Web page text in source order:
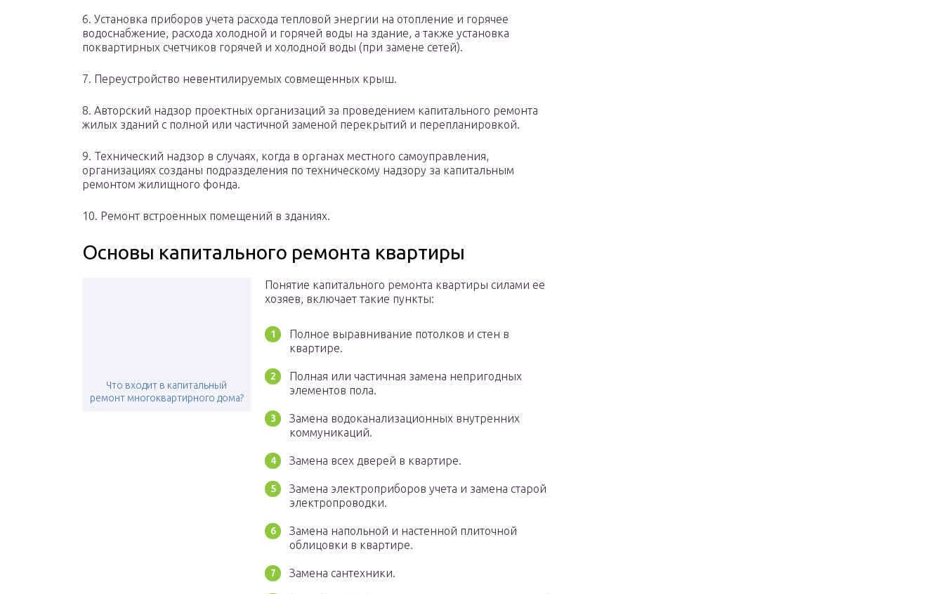
6. Установка приборов учета расхода тепловой энергии на отопление и горячее
водоснабжение, расхода холодной и горячей воды на здание, а также установка
поквартирных счетчиков горячей и холодной воды (при замене сетей).
7. Переустройство невентилируемых совмещенных крыш.
8. Авторский надзор проектных организаций за проведением капитального ремонта
жилых зданий с полной или частичной заменой перекрытий и перепланировкой.
9. Технический надзор в случаях, когда в органах местного самоуправления,
организациях созданы подразделения по техническому надзору за капитальным
ремонтом жилищного фонда.
10. Ремонт встроенных помещений в зданиях.
Основы капитального ремонта квартиры
Что входит в капитальный
ремонт многоквартирного дома?
Понятие капитального ремонта квартиры силами ее
хозяев, включает такие пункты:
Полное выравнивание потолков и стен в
квартире.
Полная или частичная замена непригодных
элементов пола.
Замена водоканализационных внутренних
коммуникаций.
Замена всех дверей в квартире.
Замена электроприборов учета и замена старой
электропроводки.
Замена напольной и настенной плиточной
облицовки в квартире.
Замена сантехники.